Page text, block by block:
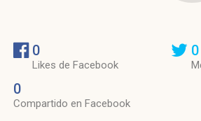
0
Likes de Facebook
0
Compartido en Facebook
0